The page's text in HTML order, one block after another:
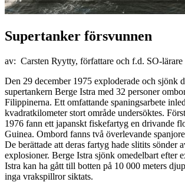
Supertanker försvunnen
av: Carsten Ryytty, författare och f.d. SO-lärare
Den 29 december 1975 exploderade och sjönk
supertankern Berge Istra med 32 personer
Filippinerna. Ett omfattande spaningsarbete
kvadratkilometer stort område undersöktes.
1976 fann ett japanskt fiskefartyg en drivande
Guinea. Ombord fanns två överlevande
De berättade att deras fartyg hade slitits sönder
explosioner. Berge Istra sjönk omedelbart efter
Istra kan ha gått till botten på 10 000 meters
inga vrakspillror siktats.